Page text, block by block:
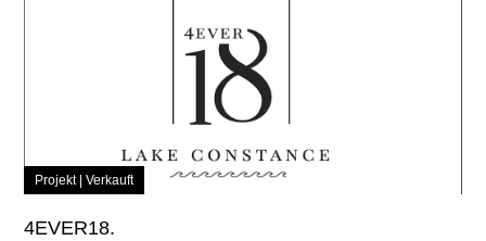
Projekt | Verkauft
4EVER18.